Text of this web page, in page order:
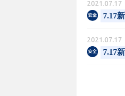
2021.07.17
7.17
2021.07.17
7.17